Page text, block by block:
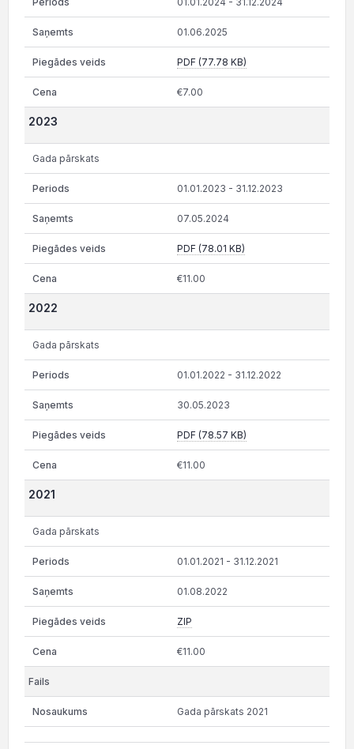
01.06.2025
PDF (77.78 KB)
€7.00
2023
Gada pārskats
01.01.2023 - 31.12.2023
07.05.2024
PDF (78.01 KB)
€11.00
2022
Gada pārskats
01.01.2022 - 31.12.2022
30.05.2023
PDF (78.57 KB)
€11.00
2021
Gada pārskats
01.01.2021 - 31.12.2021
01.08.2022
ZIP
€11.00
Gada pārskats 2021